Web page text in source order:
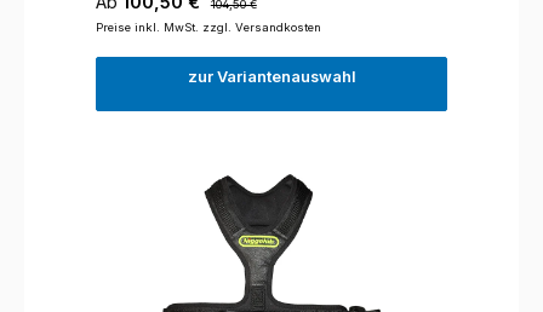
104,50 €
Preise inkl. MwSt. zzgl. Versandkosten
zur Variantenauswahl